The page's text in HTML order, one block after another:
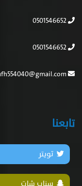
تابعنا
تويتر